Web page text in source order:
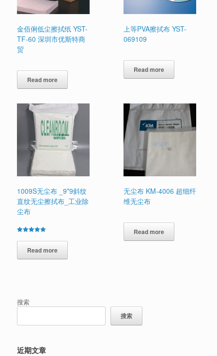
金佰俐低尘擦拭纸 YST-
TF-60 深圳市优斯特商
贸
Read more
上等PVA擦拭布 YST-
069109
Read more
1009S无尘布 _9*9斜纹
直纹无尘擦拭布_工业除
尘布
5.00
out of 5Read more
无尘布 KM-4006 超细纤
维无尘布
Read more
搜索
搜索
近期文章